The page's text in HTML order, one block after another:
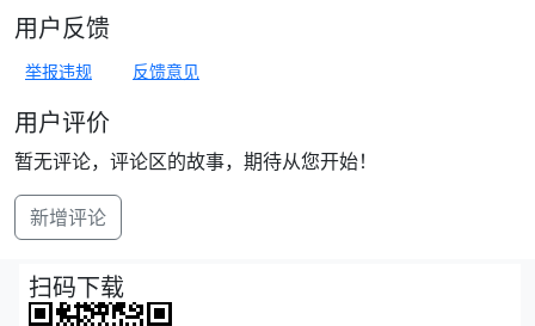
用户反馈
举报违规 反馈意见
用户评价
暂无评论，评论区的故事，期待从您开始！
新增评论
扫码下载